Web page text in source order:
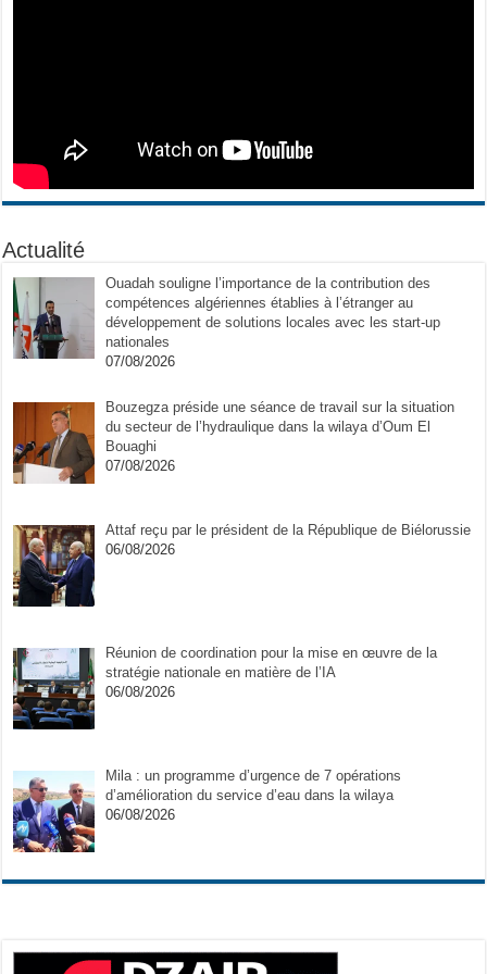
Actualité
Ouadah souligne l’importance de la contribution des
compétences algériennes établies à l’étranger au
développement de solutions locales avec les start-up
nationales
07/08/2026
Bouzegza préside une séance de travail sur la situation
du secteur de l’hydraulique dans la wilaya d’Oum El
Bouaghi
07/08/2026
Attaf reçu par le président de la République de Biélorussie
06/08/2026
Réunion de coordination pour la mise en œuvre de la
stratégie nationale en matière de l’IA
06/08/2026
Mila : un programme d’urgence de 7 opérations
d’amélioration du service d’eau dans la wilaya
06/08/2026